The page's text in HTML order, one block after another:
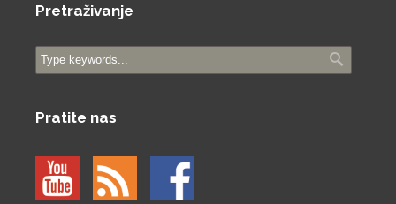
Pretraživanje
Pratite nas